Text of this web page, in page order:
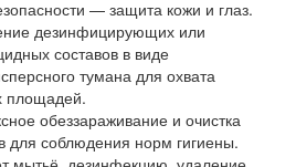
— защита кожи и глаз.
дезинфицирующих или
составов в виде
тумана для охвата
площадей.
обеззараживание и очистка
для соблюдения норм гигиены.